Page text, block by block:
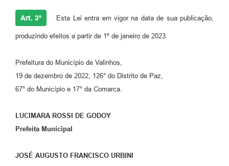
Art. 3º Esta Lei entra em vigor na data de sua publicação,
produzindo efeitos a partir de 1º de janeiro de 2023.
Prefeitura do Município de Valinhos,
19 de dezembro de 2022, 126° do Distrito de Paz,
67° do Município e 17° da Comarca.
LUCIMARA ROSSI DE GODOY
Prefeita Municipal
JOSÉ AUGUSTO FRANCISCO URBINI